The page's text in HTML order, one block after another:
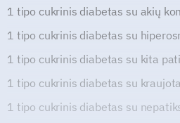
1 tipo cukrinis diabetas su akių
1 tipo cukrinis diabetas su
1 tipo cukrinis diabetas su kita
1 tipo cukrinis diabetas su
1 tipo cukrinis diabetas su